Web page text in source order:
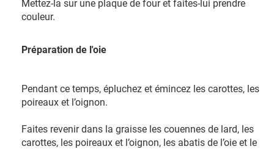
Mettez-la sur une plaque de four et faites-lui prendre
couleur.
Préparation de l'oie
Pendant ce temps, épluchez et émincez les carottes, les
poireaux et l’oignon.
Faites revenir dans la graisse les couennes de lard, les
carottes, les poireaux et l’oignon, les abatis de l’oie et le